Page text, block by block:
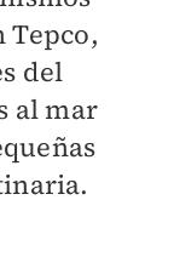
Tepco,
del
al mar